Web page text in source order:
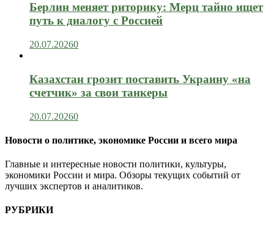
Берлин меняет риторику: Мерц тайно ищет
путь к диалогу с Россией
20.07.20260
Казахстан грозит поставить Украину «на
счетчик» за свои танкеры
20.07.20260
Новости о политике, экономике России и всего мира
Главные и интересные новости политики, культуры,
экономики России и мира. Обзоры текущих событий от
лучших экспертов и аналитиков.
РУБРИКИ